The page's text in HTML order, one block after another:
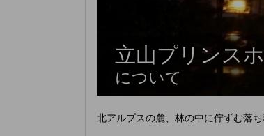
立山プリンス
について
北アルプスの麓、林の中に佇ずむ落